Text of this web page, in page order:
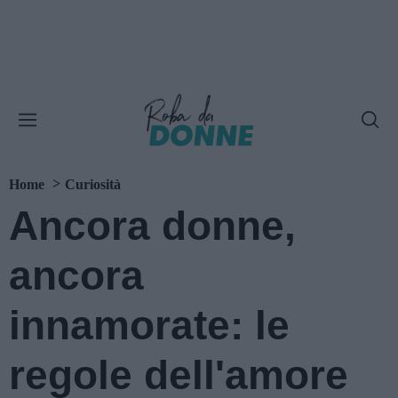
Home Curiosità
Ancora donne,
ancora
innamorate: le
regole dell'amore